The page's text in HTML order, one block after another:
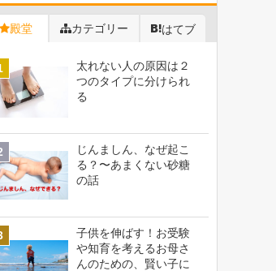
殿堂 カテゴリー はてブ
太れない人の原因は２
つのタイプに分けられ
る
じんましん、なぜ起こ
る？〜あまくない砂糖
の話
子供を伸ばす！お受験
や知育を考えるお母さ
んのための、賢い子に